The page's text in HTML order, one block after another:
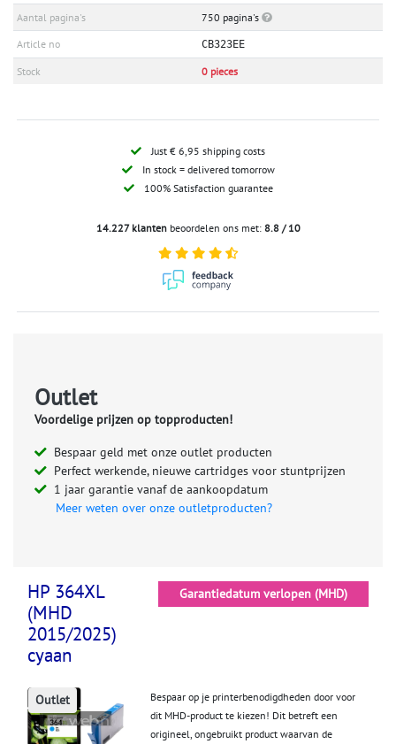
Aantal pagina's
750 pagina's
Article no
CB323EE
Stock 0 pieces
Just € 6,95 shipping costs
In stock = delivered tomorrow
100% Satisfaction guarantee
14.227 klantenbeoordelen ons met: 8.8 / 10
Outlet
Voordelige prijzen op topproducten!
Bespaar geld met onze outlet producten
Perfect werkende, nieuwe cartridges voor stuntprijzen
1 jaar garantie vanaf de aankoopdatum
Meer weten over onze outletproducten?
HP 364XL
(MHD
2015/2025)
cyaan
Garantiedatum verlopen (MHD)
Outlet
Bespaar op je printerbenodigdheden door voor
dit MHD-product te kiezen! Dit betreft een
origineel, ongebruikt product waarvan de